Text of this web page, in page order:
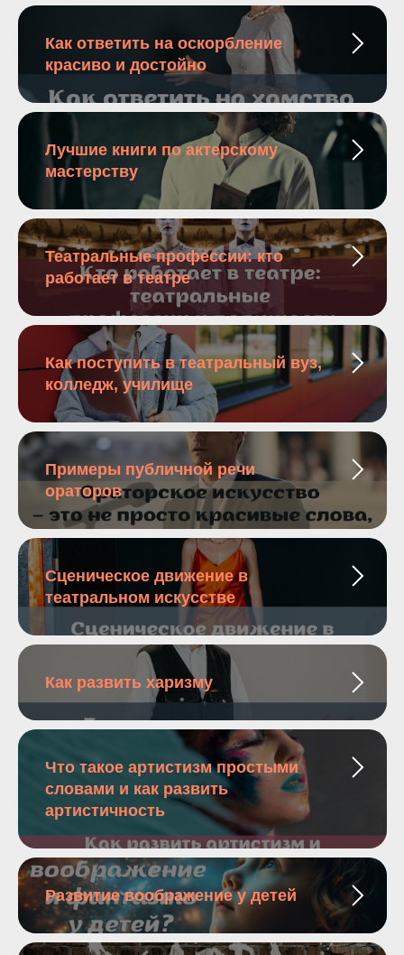
Как ответить на оскорбление
красиво и достойно
Лучшие книги по актерскому
мастерству
Театральные профессии: кто
работает в театре
Как поступить в театральный вуз,
колледж, училище
Примеры публичной речи
ораторов
Сценическое движение в
театральном искусстве
Как развить харизму
Что такое артистизм простыми
словами и как развить
артистичность
Развитие воображение у детей